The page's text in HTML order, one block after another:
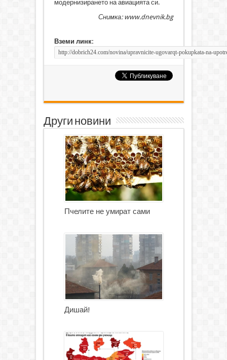
модернизирането на авиацията си.
Снимка: www.dnevnik.bg
Вземи линк:
Други новини
Пчелите не умират сами
Дишай!